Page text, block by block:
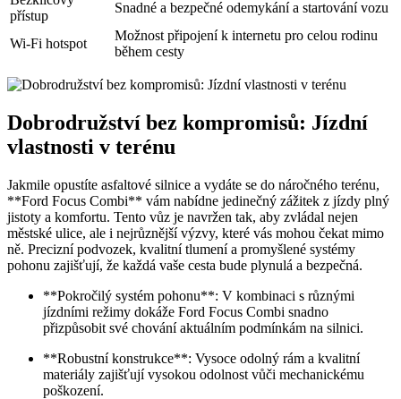
přístup
Snadné a bezpečné odemykání a startování vozu
Wi-Fi hotspot
Možnost připojení k internetu pro celou rodinu
během cesty
Dobrodružství bez kompromisů: Jízdní
vlastnosti v terénu
Jakmile opustíte asfaltové silnice a vydáte se do náročného terénu,
**Ford Focus Combi** vám nabídne jedinečný zážitek z jízdy plný
jistoty a komfortu. Tento vůz je navržen tak, aby zvládal nejen
městské ulice, ale i nejrůznější výzvy, které vás mohou čekat mimo
ně. Precizní podvozek, kvalitní tlumení a promyšlené systémy
pohonu zajišťují, že každá vaše cesta bude plynulá a bezpečná.
**Pokročilý systém pohonu**: V kombinaci s různými
jízdními režimy dokáže Ford Focus Combi snadno
přizpůsobit své chování aktuálním podmínkám na silnici.
**Robustní konstrukce**: Vysoce odolný rám a kvalitní
materiály zajišťují vysokou odolnost vůči mechanickému
poškození.